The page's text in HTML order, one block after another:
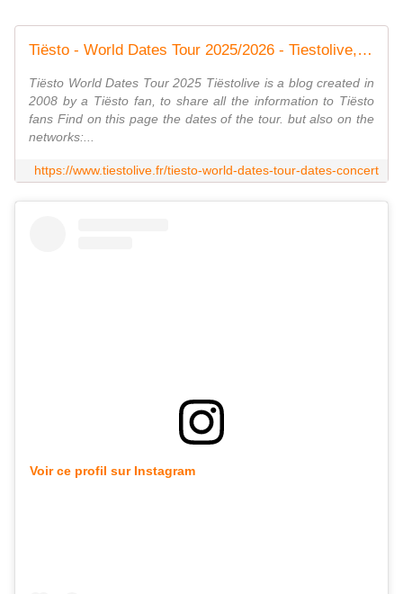
Tiësto - World Dates Tour 2025/2026 - Tiestolive, website Tiesto
Tiësto World Dates Tour 2025 Tiëstolive is a blog created in
2008 by a Tiësto fan, to share all the information to Tiësto
fans Find on this page the dates of the tour. but also on the
networks:...
https://www.tiestolive.fr/tiesto-world-dates-tour-dates-concert
Voir ce profil sur Instagram